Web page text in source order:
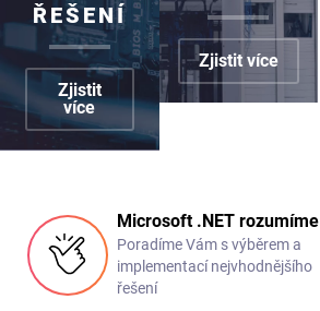
ŘEŠENÍ
Zjistit
více
Zjistit více
Microsoft .NET rozumíme
Poradíme Vám s výběrem a
implementací nejvhodnějšího
řešení